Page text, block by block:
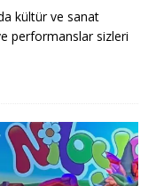
kültür ve sanat
performanslar sizleri